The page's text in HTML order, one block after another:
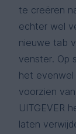
te creëren
echter wel
nieuwe tab
venster. Op
het evenwel
voorzien
UITGEVER
laten